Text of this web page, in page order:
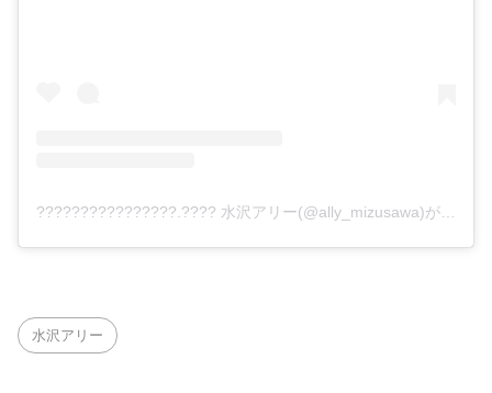
????????????????.???? 水沢アリー(@ally_mizusawa)がシェアした投稿
水沢アリー